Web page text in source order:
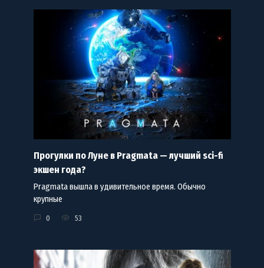
Прогулки по Луне в Pragmata — лучший sci-fi
экшен года?
Pragmata вышла в удивительное время. Обычно
крупные
0 53